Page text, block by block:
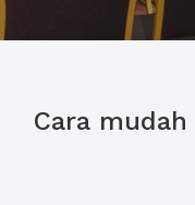
Cara